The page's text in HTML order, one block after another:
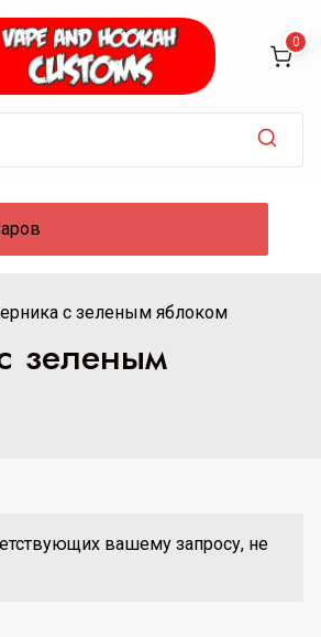
0
с зеленым яблоком
зеленым
вашему запросу, не